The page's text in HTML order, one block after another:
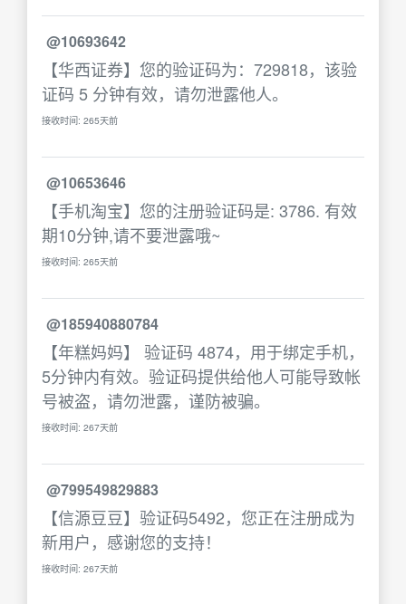
@10693642
【华西证券】您的验证码为：729818，该验
证码 5 分钟有效，请勿泄露他人。
接收时间: 265天前
@10653646
【手机淘宝】您的注册验证码是: 3786. 有效
期10分钟,请不要泄露哦~
接收时间: 265天前
@185940880784
【年糕妈妈】 验证码 4874，用于绑定手机，
5分钟内有效。验证码提供给他人可能导致帐
号被盗，请勿泄露，谨防被骗。
接收时间: 267天前
@799549829883
【信源豆豆】验证码5492，您正在注册成为
新用户，感谢您的支持！
接收时间: 267天前